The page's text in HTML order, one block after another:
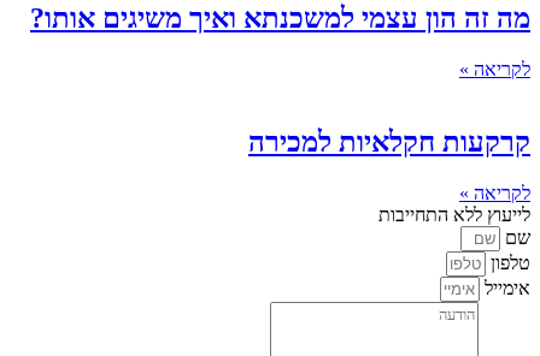
מה זה הון עצמי למשכנתא ואיך משיגים אותו?
לקריאה »
קרקעות חקלאיות למכירה
לקריאה »
לייעוץ ללא התחייבות
שם
טלפון
אימייל